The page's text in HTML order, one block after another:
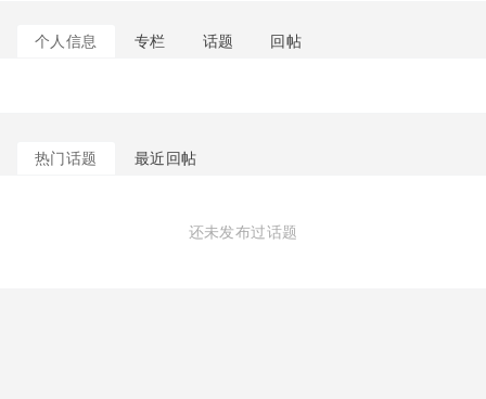
个人信息 专栏 话题 回帖
热门话题 最近回帖
还未发布过话题